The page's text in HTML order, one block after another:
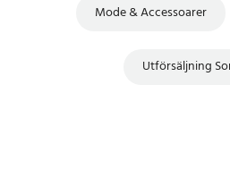
Mode & Accessoarer
Utförsäljning